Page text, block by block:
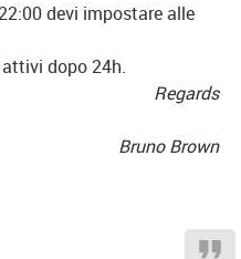
devi impostare alle
dopo 24h.
Regards
Bruno Brown